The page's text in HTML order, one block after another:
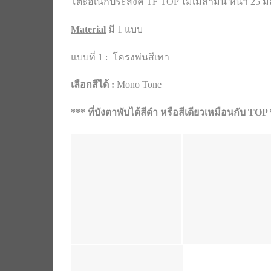
Material มี 1 แบบ
แบบที่ 1 : โครงพ่นสีเทา
เลือกสีได้ : Mono Tone
*** ที่บังตาพับได้สีดำ หรือสีเดียวเหมือนกับ TOP